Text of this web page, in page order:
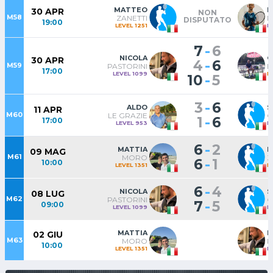
M58 30 APR
19:00
MATTEO
ZANETTI
LEVEL 1251
NON
DISPUTATO
M59 30 APR
17:00
NICOLA
PASTORINI
LEVEL 1099
7-6
4-6
10-5
M60 11 APR
17:00
ALDO
LE GRAZIE
LEVEL 953
3-6
1 -6
M61 09 MAG
10:00
MATTIA
MORO
LEVEL 1351
6-2
6-1
M62 08 LUG
09:00
NICOLA
PASTORINI
LEVEL 1099
6-4
7-5
M63 02 GIU
10:00
MATTIA
MORO
LEVEL 1351